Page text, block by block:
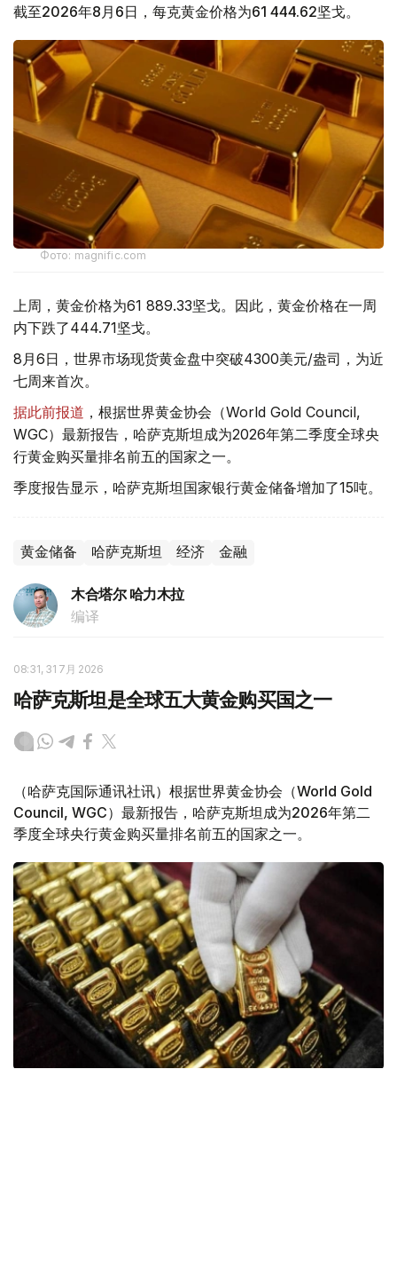
截至2026年8月6日，每克黄金价格为61 444.62坚戈。
Фото: magnific.com
上周，黄金价格为61 889.33坚戈。因此，黄金价格在一周
内下跌了444.71坚戈。
8月6日，世界市场现货黄金盘中突破4300美元/盎司，为近
七周来首次。
据此前报道 ，根据世界黄金协会（World Gold Council,
WGC）最新报告，哈萨克斯坦成为2026年第二季度全球央
行黄金购买量排名前五的国家之一。
季度报告显示，哈萨克斯坦国家银行黄金储备增加了15吨。
黄金储备 哈萨克斯坦 经济 金融
木合塔尔 哈力木拉
编译
08:31, 31 7月 2026
哈萨克斯坦是全球五大黄金购买国之一
（哈萨克国际通讯社讯）根据世界黄金协会（World Gold
Council, WGC）最新报告，哈萨克斯坦成为2026年第二
季度全球央行黄金购买量排名前五的国家之一。